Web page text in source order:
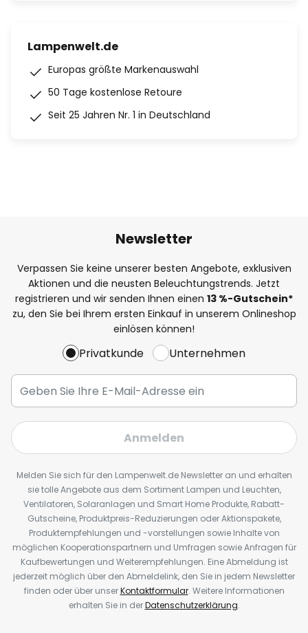
Lampenwelt.de
Europas größte Markenauswahl
50 Tage kostenlose Retoure
Seit 25 Jahren Nr. 1 in Deutschland
Newsletter
Verpassen Sie keine unserer besten Angebote, exklusiven
Aktionen und die neusten Beleuchtungstrends. Jetzt
registrieren und wir senden Ihnen einen 13 %-Gutschein*
zu, den Sie bei Ihrem ersten Einkauf in unserem Onlineshop
einlösen können!
Privatkunde Unternehmen
Anmelden
Melden Sie sich für den Lampenwelt.de Newsletter an und erhalten
sie tolle Angebote aus dem Sortiment Lampen und Leuchten,
Ventilatoren, Solaranlagen und Smart Home Produkte, Rabatt-
Gutscheine, Produktpreis-Reduzierungen oder Aktionspakete,
Produktempfehlungen und -vorstellungen sowie Inhalte von
möglichen Kooperationspartnern und Umfragen sowie Anfragen für
Kaufbewertungen und Weiterempfehlungen. Eine Abmeldung ist
jederzeit möglich über den Abmeldelink, den Sie in jedem Newsletter
finden oder über unserKontaktformular. Weitere Informationen
erhalten Sie in derDatenschutzerklärung.